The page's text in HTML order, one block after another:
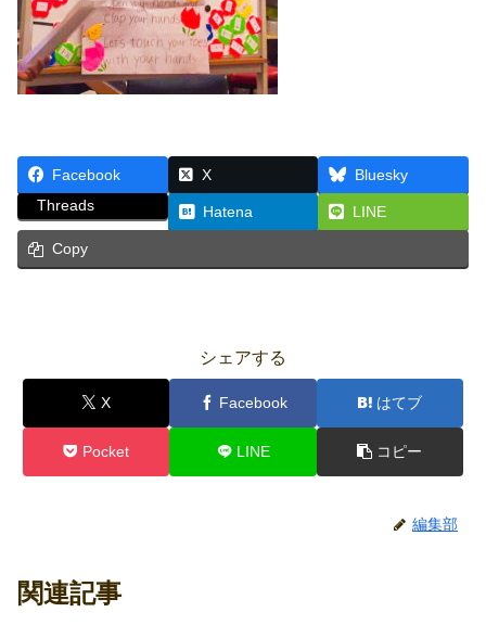
Facebook X
Bluesky
Threads
Hatena LINE
Copy
シェアする
X Facebook はてブ
Pocket LINE コピー
編集部
関連記事